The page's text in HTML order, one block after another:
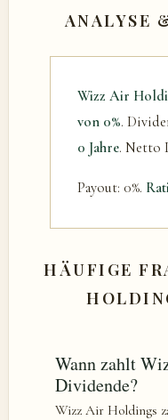
ANALYSE
Wizz Air
von 0%.
0 Jahre. Netto
Payout: 0%.
HÄUFIGE
Wann zahlt
Dividende?
Wizz Air Holdings